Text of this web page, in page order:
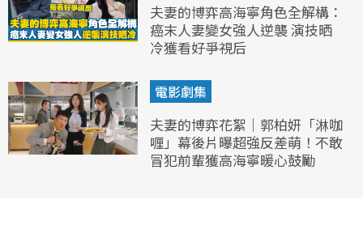
夫妻的博弈高海寧角色全解構：
癌末人妻變女強人逆襲 演技晒
冷獲看好爭視后
電影劇集
夫妻的博弈花絮｜郭柏妍「淋咖
喱」幕後片曝超強反差萌！不敢
冒犯前輩獲高海寧暖心鼓勵